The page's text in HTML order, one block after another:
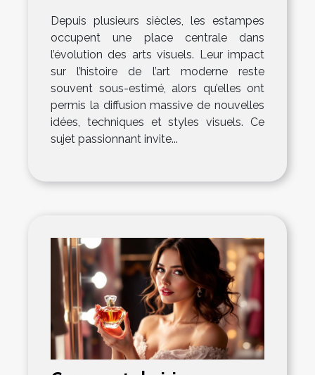
Depuis plusieurs siècles, les estampes
occupent une place centrale dans
l’évolution des arts visuels. Leur impact
sur l’histoire de l’art moderne reste
souvent sous-estimé, alors qu’elles ont
permis la diffusion massive de nouvelles
idées, techniques et styles visuels. Ce
sujet passionnant invite...